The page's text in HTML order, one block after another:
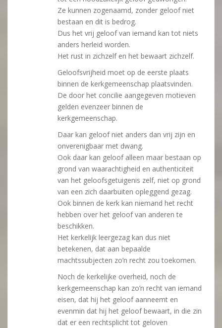
Ze kunnen zogenaamd, zonder geloof niet
bestaan en dit is bedrog.
Dus het vrij geloof van iemand kan tot niets
anders herleid worden.
Het rust in zichzelf en het bewaart zichzelf.
Geloofsvrijheid moet op de eerste plaats
binnen de kerkgemeenschap plaatsvinden.
De door het concilie aangegeven motieven
gelden evenzeer binnen de
kerkgemeenschap.
Daar kan geloof niet anders dan vrij zijn en
onverenigbaar met dwang.
Ook daar kan geloof alleen maar bestaan op
grond van waarachtigheid en authenticiteit
van het geloofsgetuigenis zelf, niet op grond
van een zich daarbuiten opleggend gezag.
Ook binnen de kerk kan niemand het recht
hebben over het geloof van anderen te
beschikken.
Het kerkelijk leergezag kan dus niet
betekenen, dat aan bepaalde
machtssubjecten zo’n recht zou toekomen.
Noch de kerkelijke overheid, noch de
kerkgemeenschap kan zo’n recht van iemand
eisen, dat hij het geloof aanneemt en
evenmin dat hij het geloof bewaart, in die zin
dat er een rechtsplicht tot geloven